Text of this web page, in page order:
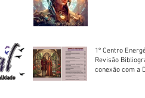
1º Centro
Revisão
conexão com a